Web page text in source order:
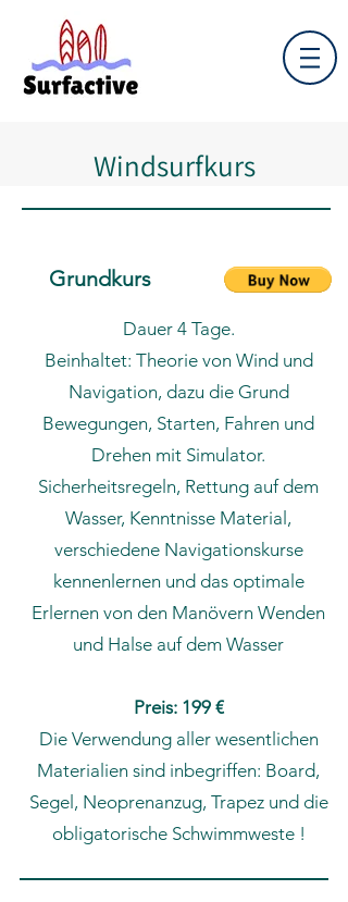
Windsurfkurs
Grundkurs
Dauer 4 Tage.
Beinhaltet: Theorie von Wind und
Navigation, dazu die Grund
Bewegungen, Starten, Fahren und
Drehen mit Simulator.
Sicherheitsregeln, Rettung auf dem
Wasser, Kenntnisse Material,
verschiedene Navigationskurse
kennenlernen und das optimale
Erlernen von den Manövern Wenden
und Halse auf dem Wasser
Preis: 199 €
Die Verwendung aller wesentlichen
Materialien sind inbegriffen: Board,
Segel, Neoprenanzug, Trapez und die
obligatorische Schwimmweste !